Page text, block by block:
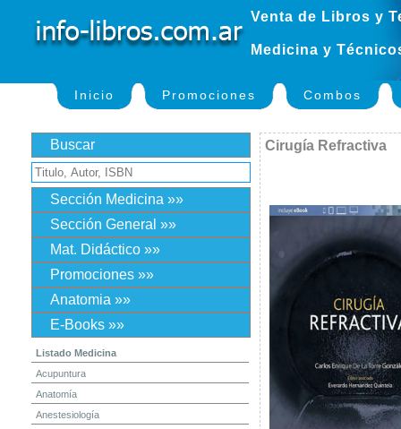
Venta de Libros y
Medicina y
Inicio Promociones Combos
Buscar
Sección Medicina »»
Sección General »»
Mat. Didáctico »»
Promociones »»
Anatomia »»
E-Books »»
Listado Medicina
Acupuntura
Anatomía
Anestesiología
Cirugía Refractiva